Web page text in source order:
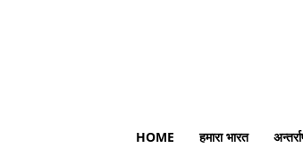
HOME हमारा भारत